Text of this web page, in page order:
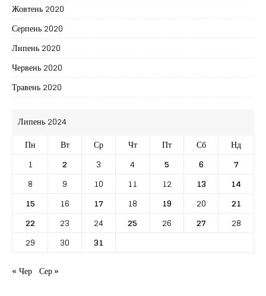
Жовтень 2020
Серпень 2020
Липень 2020
Червень 2020
Травень 2020
Липень 2024
Пн
Вт Ср Чт Пт Сб
Нд
1
2 3 4 5 6
7
8
9 10 11 12 13
14
15
16 17 18 19 20
21
22
23 24 25 26 27
28
29
30
31
« Чер Сер »